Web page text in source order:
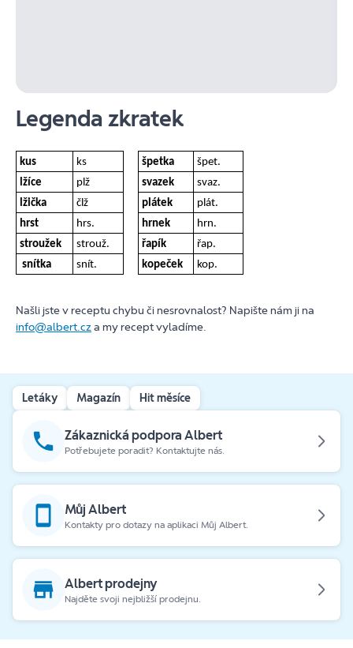
Legenda zkratek
kus ks špetka
špet.
lžíce
plž svazek
svaz.
lžička
člž plátek
plát.
hrst
hrs. hrnek
hrn.
stroužek
strouž. řapík
řap.
snítka
snít. kopeček kop.
Našli jste v receptu chybu či nesrovnalost? Napište nám ji na
info@albert.cza my recept vyladíme.
Letáky Magazín Hit měsíce
Zákaznická podpora Albert
Potřebujete poradit? Kontaktujte nás.
Můj Albert
Kontakty pro dotazy na aplikaci Můj Albert.
Albert prodejny
Najděte svoji nejbližší prodejnu.